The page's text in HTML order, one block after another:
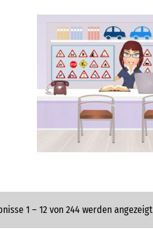
1 – 12 von 244 werden angezeigt